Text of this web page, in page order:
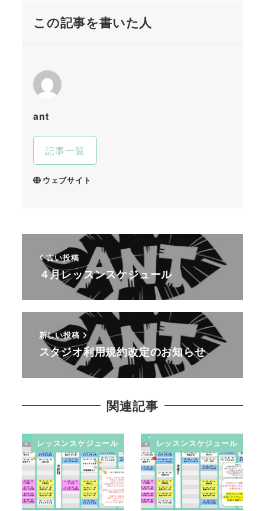
この記事を書いた人
ant
記事一覧
ウェブサイト
古い投稿
４月レッスンスケジュール
新しい投稿
スタジオ利用規約改定のお知らせ
関連記事
レッスンスケジュール レッスンスケジュール